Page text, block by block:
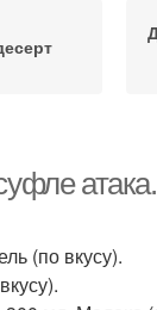
атака.
(по вкусу).